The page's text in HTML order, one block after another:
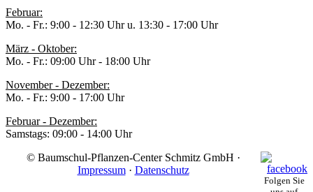
Februar:
Mo. - Fr.: 9:00 - 12:30 Uhr u. 13:30 - 17:00 Uhr
März - Oktober:
Mo. - Fr.: 09:00 Uhr - 18:00 Uhr
November - Dezember:
Mo. - Fr.: 9:00 - 17:00 Uhr
Februar - Dezember:
Samstags: 09:00 - 14:00 Uhr
Folgen Sie
© Baumschul-Pflanzen-Center Schmitz GmbH ·
Impressum· Datenschutz